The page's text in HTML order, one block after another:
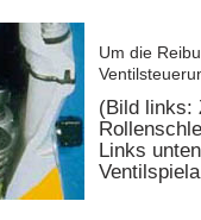
Um die
(Bild links:
Links